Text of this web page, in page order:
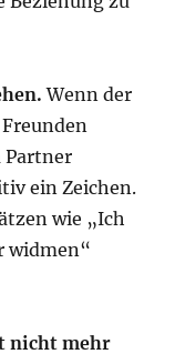
Wenn der
Partner
ein Zeichen.
wie „Ich
widmen“
nicht mehr